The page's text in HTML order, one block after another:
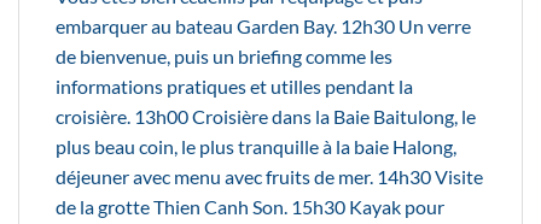
embarquer au bateau Garden Bay. 12h30 Un verre
de bienvenue, puis un briefing comme les
informations pratiques et utilles pendant la
croisière. 13h00 Croisière dans la Baie Baitulong, le
plus beau coin, le plus tranquille à la baie Halong,
déjeuner avec menu avec fruits de mer. 14h30 Visite
de la grotte Thien Canh Son. 15h30 Kayak pour